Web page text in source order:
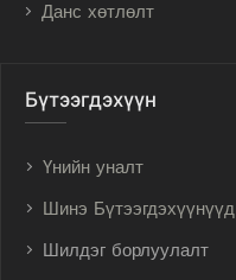
Данс хөтлөлт
Бүтээгдэхүүн
Үнийн уналт
Шинэ Бүтээгдэхүүнүүд
Шилдэг борлуулалт